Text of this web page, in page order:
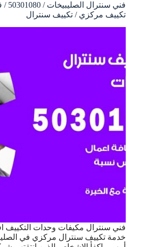
فني
تكييف مركزي / تكييف سنترال
فني سنترال مكيفات وحدات التكييف
خدمة تكييف سنترال مركزي في